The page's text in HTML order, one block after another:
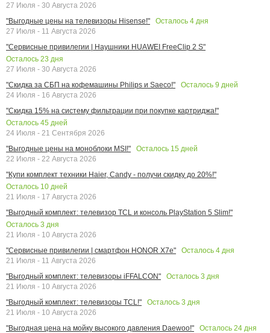
27 Июля - 30 Августа 2026
"Выгодные цены на телевизоры Hisense!"
Осталось 4 дня
27 Июля - 11 Августа 2026
"Сервисные привилегии | Наушники HUAWEI FreeClip 2 S"
Осталось 23 дня
27 Июля - 30 Августа 2026
"Скидка за СБП на кофемашины Philips и Saeco!"
Осталось 9 дней
24 Июля - 16 Августа 2026
"Скидка 15% на систему фильтрации при покупке картриджа!"
Осталось 45 дней
24 Июля - 21 Сентября 2026
"Выгодные цены на моноблоки MSI!"
Осталось 15 дней
22 Июля - 22 Августа 2026
"Купи комплект техники Haier, Candy - получи скидку до 20%!"
Осталось 10 дней
21 Июля - 17 Августа 2026
"Выгодный комплект: телевизор TCL и консоль PlayStation 5 Slim!"
Осталось 3 дня
21 Июля - 10 Августа 2026
"Сервисные привилегии | смартфон HONOR X7e"
Осталось 4 дня
21 Июля - 11 Августа 2026
"Выгодный комплект: телевизоры iFFALCON"
Осталось 3 дня
21 Июля - 10 Августа 2026
"Выгодный комплект: телевизоры TCL!"
Осталось 3 дня
21 Июля - 10 Августа 2026
"Выгодная цена на мойку высокого давления Daewoo!"
Осталось 24 дня